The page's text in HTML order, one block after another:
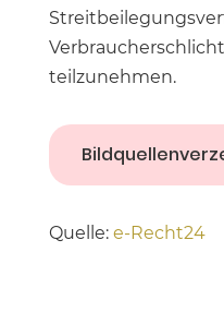
teilzunehmen.
Quelle: e-Recht24